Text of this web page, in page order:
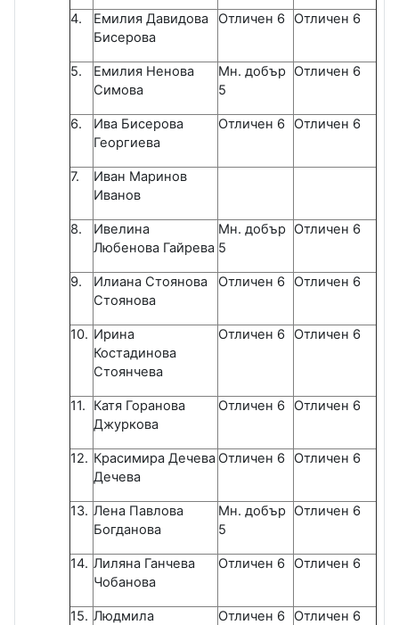
4.
Емилия Давидова
Бисерова
Отличен 6 Отличен 6
5.
Емилия Ненова
Симова
Мн. добър
5
Отличен 6
6.
Ива Бисерова
Георгиева
Отличен 6 Отличен 6
7.
Иван Маринов
Иванов
8.
Ивелина
Любенова Гайрева
Мн. добър
5
Отличен 6
9.
Илиана Стоянова
Стоянова
Отличен 6 Отличен 6
10. Ирина
Костадинова
Стоянчева
Отличен 6 Отличен 6
11.
Катя Горанова
Джуркова
Отличен 6 Отличен 6
12. Красимира Дечева
Дечева
Отличен 6 Отличен 6
13. Лена Павлова
Богданова
Мн. добър
5
Отличен 6
14. Лиляна Ганчева
Чобанова
Отличен 6 Отличен 6
15. Людмила
Отличен 6 Отличен 6